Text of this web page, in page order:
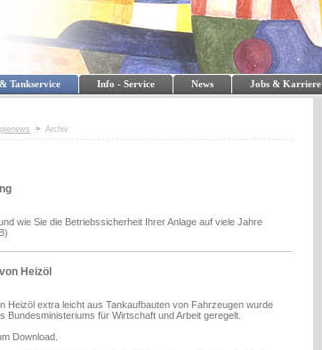
Tankservice Info - Service News Jobs & Karriere
Archiv
wie Sie die Betriebssicherheit Ihrer Anlage auf viele Jahre
Heizöl
Heizöl extra leicht aus Tankaufbauten von Fahrzeugen wurde
Bundesministeriums für Wirtschaft und Arbeit geregelt.
Download.